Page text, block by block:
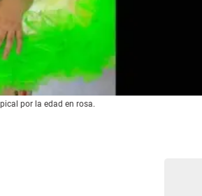
por la edad en rosa.